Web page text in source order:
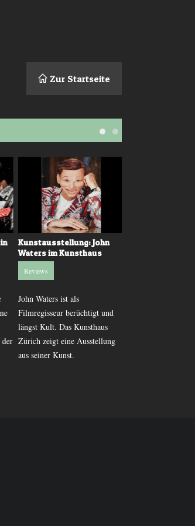
Zur Startseite
Kunstausstellung: John
Waters im Kunsthaus
Reviews
John Waters ist als
Filmregisseur berüchtigt und
längst Kult. Das Kunsthaus
Zürich zeigt eine Ausstellung
aus seiner Kunst.